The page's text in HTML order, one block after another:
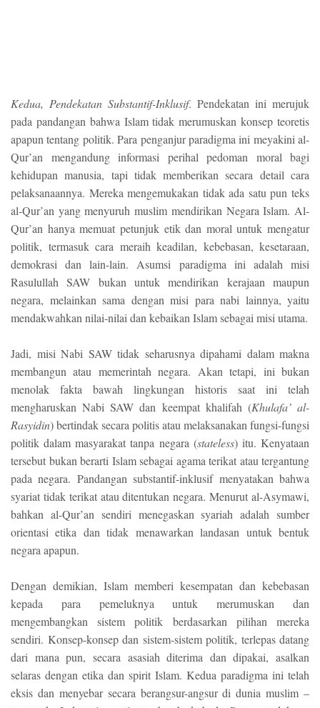
Kedua, Pendekatan Substantif-Inklusif. Pendekatan ini merujuk
pada pandangan bahwa Islam tidak merumuskan konsep teoretis
apapun tentang politik. Para penganjur paradigma ini meyakini al-
Qur’an mengandung informasi perihal pedoman moral bagi
kehidupan manusia, tapi tidak memberikan secara detail cara
pelaksanaannya. Mereka mengemukakan tidak ada satu pun teks
al-Qur’an yang menyuruh muslim mendirikan Negara Islam. Al-
Qur’an hanya memuat petunjuk etik dan moral untuk mengatur
politik, termasuk cara meraih keadilan, kebebasan, kesetaraan,
demokrasi dan lain-lain. Asumsi paradigma ini adalah misi
Rasulullah SAW bukan untuk mendirikan kerajaan maupun
negara, melainkan sama dengan misi para nabi lainnya, yaitu
mendakwahkan nilai-nilai dan kebaikan Islam sebagai misi utama.
Jadi, misi Nabi SAW tidak seharusnya dipahami dalam makna
membangun atau memerintah negara. Akan tetapi, ini bukan
menolak fakta bawah lingkungan historis saat ini telah
mengharuskan Nabi SAW dan keempat khalifah (Khulafa’ al-
Rasyidin) bertindak secara politis atau melaksanakan fungsi-fungsi
politik dalam masyarakat tanpa negara (stateless) itu. Kenyataan
tersebut bukan berarti Islam sebagai agama terikat atau tergantung
pada negara. Pandangan substantif-inklusif menyatakan bahwa
syariat tidak terikat atau ditentukan negara. Menurut al-Asymawi,
bahkan al-Qur’an sendiri menegaskan syariah adalah sumber
orientasi etika dan tidak menawarkan landasan untuk bentuk
negara apapun.
Dengan demikian, Islam memberi kesempatan dan kebebasan
kepada para pemeluknya untuk merumuskan dan
mengembangkan sistem politik berdasarkan pilihan mereka
sendiri. Konsep-konsep dan sistem-sistem politik, terlepas datang
dari mana pun, secara asasiah diterima dan dipakai, asalkan
selaras dengan etika dan spirit Islam. Kedua paradigma ini telah
eksis dan menyebar secara berangsur-angsur di dunia muslim –